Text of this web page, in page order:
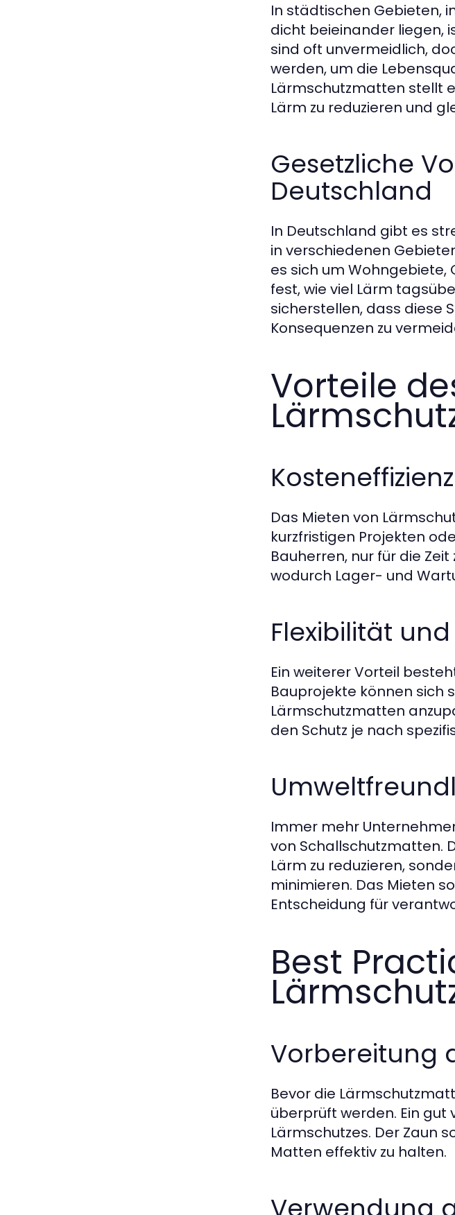
In städtischen Gebieten,
dicht beieinander liegen,
sind oft unvermeidlich,
werden, um die
Lärmschutzmatten stellt
Lärm zu reduzieren und
Gesetzliche
Deutschland
In Deutschland gibt es
in verschiedenen
es sich um
fest, wie viel Lärm
sicherstellen, dass diese
Konsequenzen zu
Vorteile
Das Mieten von
kurzfristigen Projekten
Bauherren, nur für die
wodurch Lager- und
Flexibilität
Ein weiterer Vorteil
Bauprojekte können sich
Lärmschutzmatten
den Schutz je nach
Immer mehr
von Schallschutzmatten.
Lärm zu reduzieren,
minimieren. Das Mieten
Entscheidung für
Best
Vorbereitung
Bevor die
überprüft werden. Ein
Lärmschutzes. Der Zaun
Matten effektiv zu halten.